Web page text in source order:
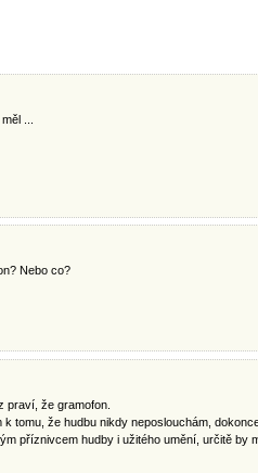
...
Nebo co?
praví, že gramofon.
k tomu, že hudbu nikdy neposlouchám,
příznivcem hudby i užitého umění, určitě by